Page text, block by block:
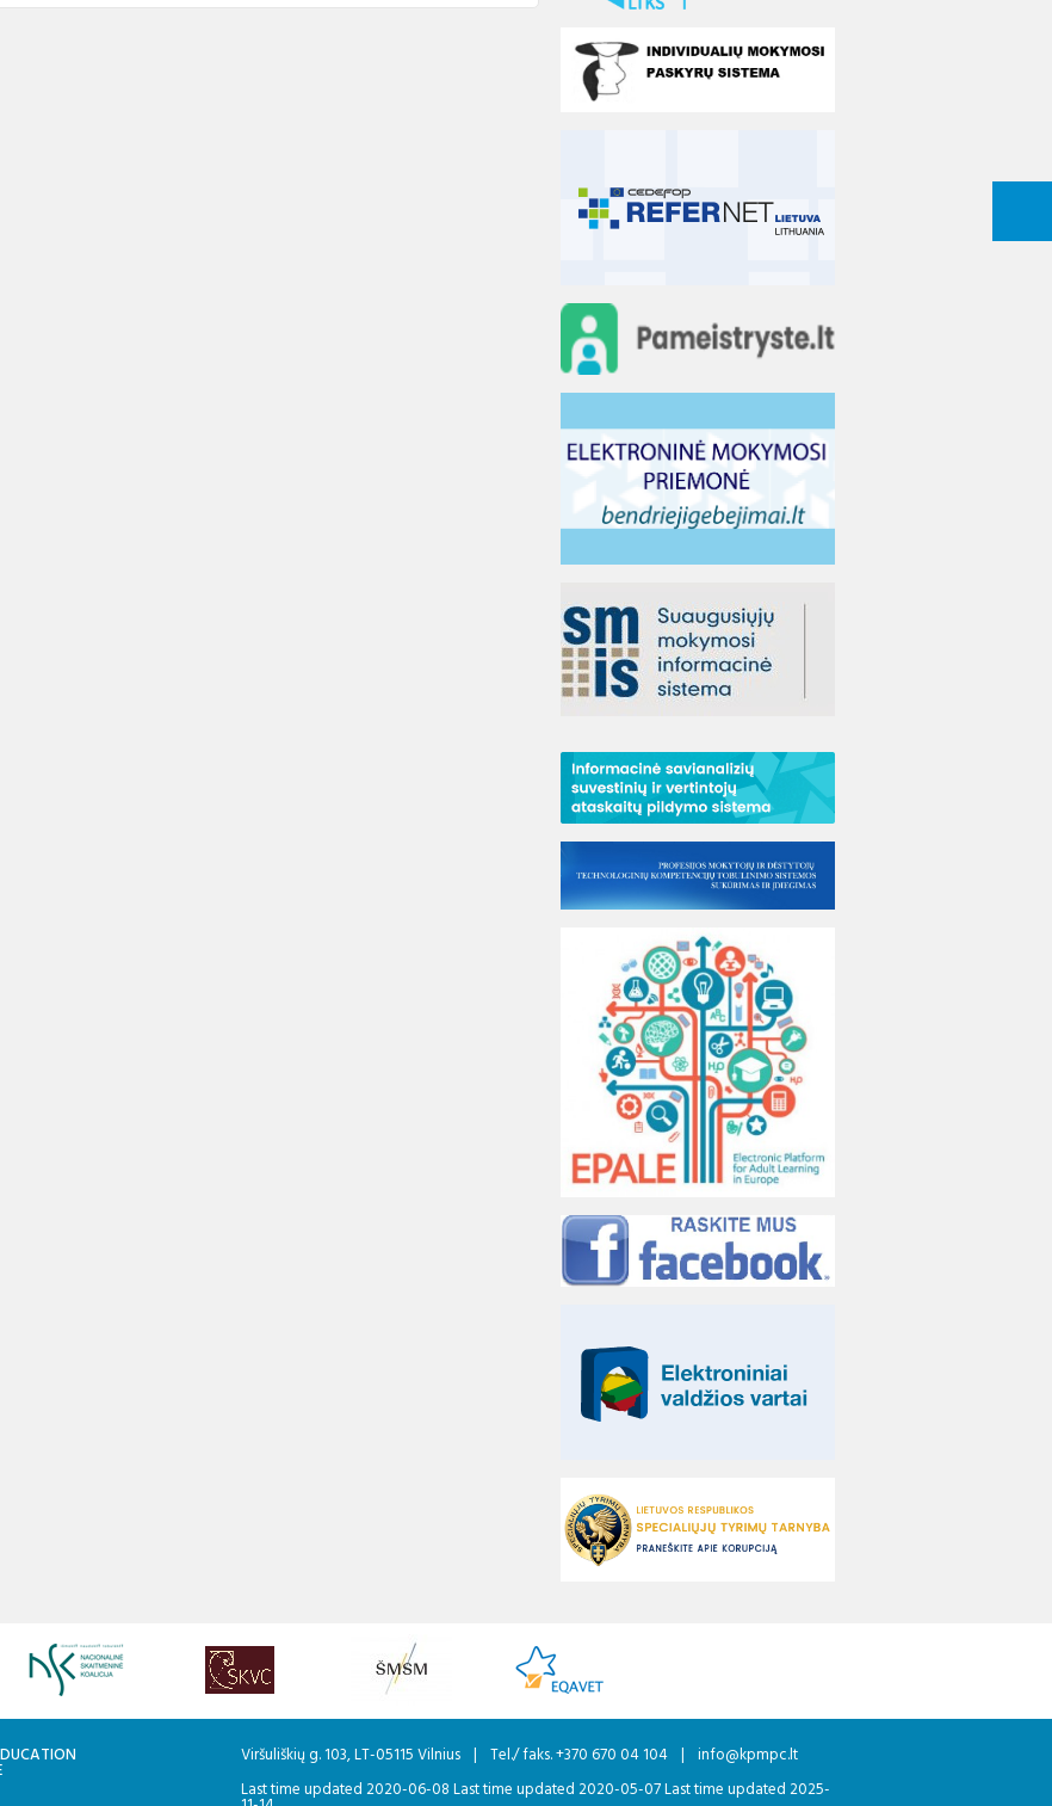
Viršuliškių g. 103, LT-05115 Vilnius | Tel./ faks. +370 670 04 104 | info@kpmpc.lt
Last time updated 2020-06-08 Last time updated 2020-05-07 Last time updated 2025-